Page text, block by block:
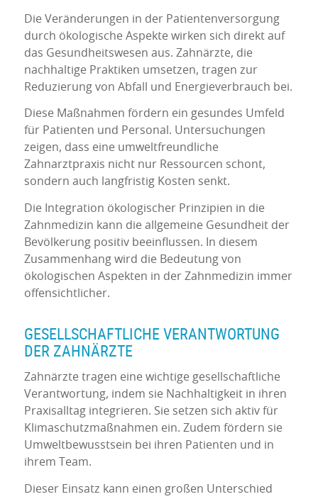
Die Veränderungen in der Patientenversorgung
durch ökologische Aspekte wirken sich direkt auf
das Gesundheitswesen aus. Zahnärzte, die
nachhaltige Praktiken umsetzen, tragen zur
Reduzierung von Abfall und Energieverbrauch bei.
Diese Maßnahmen fördern ein gesundes Umfeld
für Patienten und Personal. Untersuchungen
zeigen, dass eine umweltfreundliche
Zahnarztpraxis nicht nur Ressourcen schont,
sondern auch langfristig Kosten senkt.
Die Integration ökologischer Prinzipien in die
Zahnmedizin kann die allgemeine Gesundheit der
Bevölkerung positiv beeinflussen. In diesem
Zusammenhang wird die Bedeutung von
ökologischen Aspekten in der Zahnmedizin immer
offensichtlicher.
GESELLSCHAFTLICHE VERANTWORTUNG
DER ZAHNÄRZTE
Zahnärzte tragen eine wichtige gesellschaftliche
Verantwortung, indem sie Nachhaltigkeit in ihren
Praxisalltag integrieren. Sie setzen sich aktiv für
Klimaschutzmaßnahmen ein. Zudem fördern sie
Umweltbewusstsein bei ihren Patienten und in
ihrem Team.
Dieser Einsatz kann einen großen Unterschied